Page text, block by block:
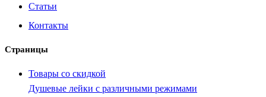
Статьи
Контакты
Страницы
Товары со скидкой
Душевые лейки с различными режимами